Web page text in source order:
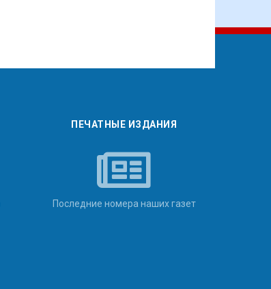
ПЕЧАТНЫЕ ИЗДАНИЯ
Последние номера наших газет